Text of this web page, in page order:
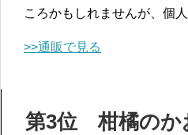
ころかもしれませんが、個
>>通販で見る
第3位 柑橘のか